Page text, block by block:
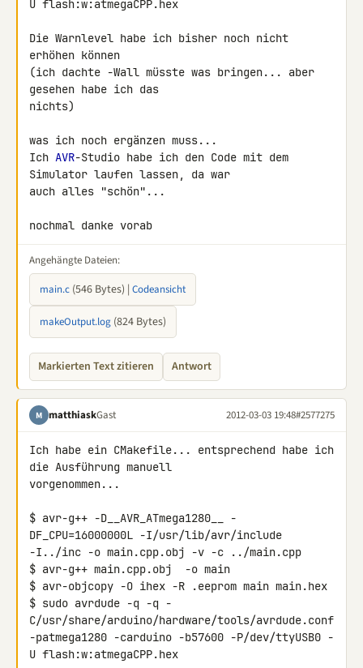
U flash:w:atmegaCPP.hex
Die Warnlevel habe ich bisher noch nicht
erhöhen können
(ich dachte -Wall müsste was bringen... aber
gesehen habe ich das
nichts)
was ich noch ergänzen muss...
Ich AVR-Studio habe ich den Code mit dem
Simulator laufen lassen, da war
auch alles "schön"...
nochmal danke vorab
Angehängte Dateien:
main.c (546 Bytes) | Codeansicht
makeOutput.log (824 Bytes)
Markierten Text zitieren Antwort
M matthiaskGast 2012-03-03 19:48#2577275
Ich habe ein CMakefile... entsprechend habe ich
die Ausführung manuell
vorgenommen...
$ avr-g++ -D__AVR_ATmega1280__ -
DF_CPU=16000000L -I/usr/lib/avr/include
-I../inc -o main.cpp.obj -v -c ../main.cpp
$ avr-g++ main.cpp.obj  -o main
$ avr-objcopy -O ihex -R .eeprom main main.hex
$ sudo avrdude -q -q -
C/usr/share/arduino/hardware/tools/avrdude.conf
-patmega1280 -carduino -b57600 -P/dev/ttyUSB0 -
U flash:w:atmegaCPP.hex